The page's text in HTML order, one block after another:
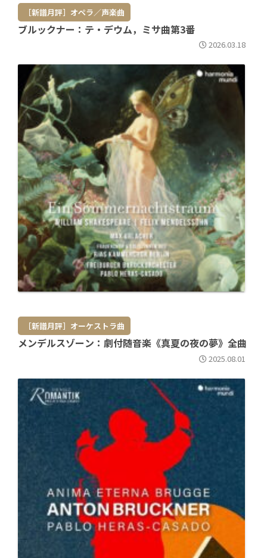
［新譜月評］オペラ／声楽曲
ブルックナー：テ・デウム，ミサ曲第3番
2026.03.18
［新譜月評］オーケストラ曲
メンデルスゾーン：劇付随音楽《真夏の夜の夢》全曲
2025.08.01